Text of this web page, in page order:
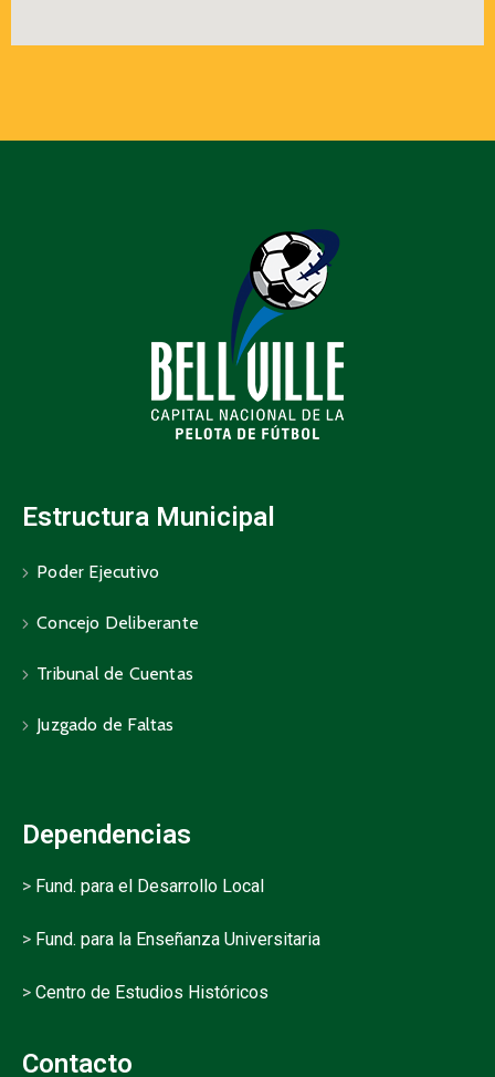
Estructura Municipal
Poder Ejecutivo
Concejo Deliberante
Tribunal de Cuentas
Juzgado de Faltas
Dependencias
> Fund. para el Desarrollo Local
> Fund. para la Enseñanza Universitaria
> Centro de Estudios Históricos
Contacto